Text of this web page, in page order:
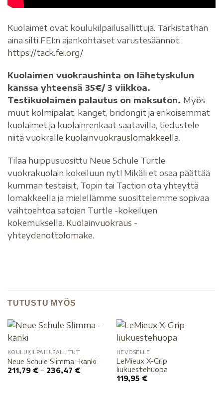
Kuolaimet ovat koulukilpailusallittuja. Tarkistathan
aina silti FEI:n ajankohtaiset varustesäännöt:
https://tack.fei.org/
Kuolaimen vuokraushinta on lähetyskulun
kanssa yhteensä 35€/ 3 viikkoa.
Testikuolaimen palautus on maksuton. Myös
muut kolmipalat, kanget, bridongit ja erikoisemmat
kuolaimet ja kuolainrenkaat saatavilla, tiedustele
niitä vuokralle kuolainvuokrauslomakkeella.
Tilaa huippusuosittu Neue Schule Turtle
vuokrakuolain kokeiluun nyt! Mikäli et osaa päättää
kumman testaisit, Topin tai Taction ota yhteyttä
lomakkeella ja mielellämme suosittelemme sopivaa
vaihtoehtoa satojen Turtle -kokeilujen
kokemuksella. Kuolainvuokraus -
yhteydenottolomake.
TUTUSTU MYÖS
KOULUKILPAILUSALLITUT
Neue Schule Slimma -kanki
211,79 € – 236,47 €
HEVOSELLE
LeMieux X-Grip
liukuestehuopa
119,95 €